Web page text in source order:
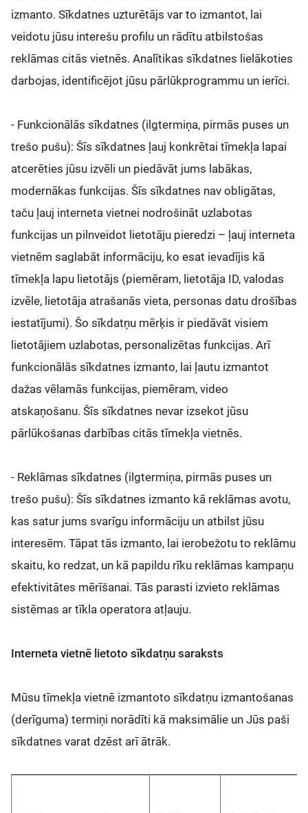
izmanto. Sīkdatnes uzturētājs var to izmantot, lai
veidotu jūsu interešu profilu un rādītu atbilstošas
reklāmas citās vietnēs. Analītikas sīkdatnes lielākoties
darbojas, identificējot jūsu pārlūkprogrammu un ierīci.
- Funkcionālās sīkdatnes (ilgtermiņa, pirmās puses un
trešo pušu): Šīs sīkdatnes ļauj konkrētai tīmekļa lapai
atcerēties jūsu izvēli un piedāvāt jums labākas,
modernākas funkcijas. Šīs sīkdatnes nav obligātas,
taču ļauj interneta vietnei nodrošināt uzlabotas
funkcijas un pilnveidot lietotāju pieredzi – ļauj interneta
vietnēm saglabāt informāciju, ko esat ievadījis kā
tīmekļa lapu lietotājs (piemēram, lietotāja ID, valodas
izvēle, lietotāja atrašanās vieta, personas datu drošības
iestatījumi). Šo sīkdatņu mērķis ir piedāvāt visiem
lietotājiem uzlabotas, personalizētas funkcijas. Arī
funkcionālās sīkdatnes izmanto, lai ļautu izmantot
dažas vēlamās funkcijas, piemēram, video
atskaņošanu. Šīs sīkdatnes nevar izsekot jūsu
pārlūkošanas darbības citās tīmekļa vietnēs.
- Reklāmas sīkdatnes (ilgtermiņa, pirmās puses un
trešo pušu): Šīs sīkdatnes izmanto kā reklāmas avotu,
kas satur jums svarīgu informāciju un atbilst jūsu
interesēm. Tāpat tās izmanto, lai ierobežotu to reklāmu
skaitu, ko redzat, un kā papildu rīku reklāmas kampaņu
efektivitātes mērīšanai. Tās parasti izvieto reklāmas
sistēmas ar tīkla operatora atļauju.
Interneta vietnē lietoto sīkdatņu saraksts
Mūsu tīmekļa vietnē izmantoto sīkdatņu izmantošanas
(derīguma) termiņi norādīti kā maksimālie un Jūs paši
sīkdatnes varat dzēst arī ātrāk.